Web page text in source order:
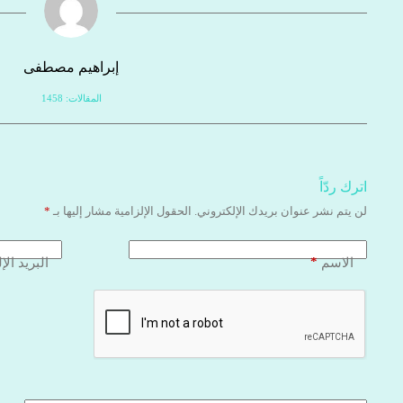
إبراهيم مصطفى
المقالات: 1458
اترك ردّاً
لن يتم نشر عنوان بريدك الإلكتروني. الحقول الإلزامية مشار إليها بـ *
الاسم* البريد